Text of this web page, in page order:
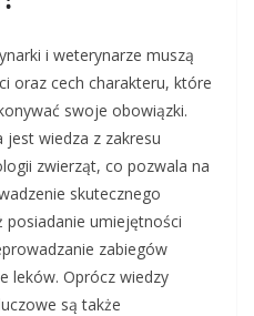
i weterynarze muszą
oraz cech charakteru, które
swoje obowiązki.
jest wiedza z zakresu
zwierząt, co pozwala na
skutecznego
posiadanie umiejętności
zabiegów
leków. Oprócz wiedzy
są także